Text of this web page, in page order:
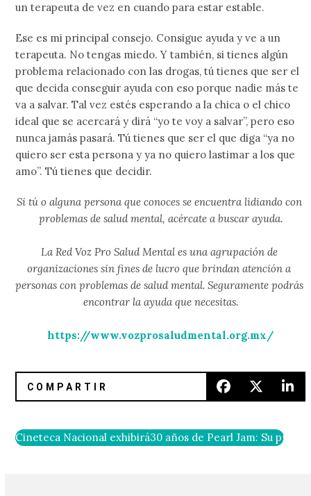
un terapeuta de vez en cuando para estar estable.
Ese es mi principal consejo. Consigue ayuda y ve a un
terapeuta. No tengas miedo. Y también, si tienes algún
problema relacionado con las drogas, tú tienes que ser el
que decida conseguir ayuda con eso porque nadie más te
va a salvar. Tal vez estés esperando a la chica o el chico
ideal que se acercará y dirá “yo te voy a salvar”, pero eso
nunca jamás pasará. Tú tienes que ser el que diga “ya no
quiero ser esta persona y ya no quiero lastimar a los que
amo”. Tú tienes que decidir.
Si tú o alguna persona que conoces se encuentra lidiando con
problemas de salud mental, acércate a buscar ayuda.
La Red Voz Pro Salud Mental es una agrupación de
organizaciones sin fines de lucro que brindan atención a
personas con problemas de salud mental. Seguramente podrás
encontrar la ayuda que necesitas.
https://www.vozprosaludmental.org.mx/
Cineteca Nacional exhibirá la versión 4K de ‘Eraserhead’
30 años de Pearl Jam: Su